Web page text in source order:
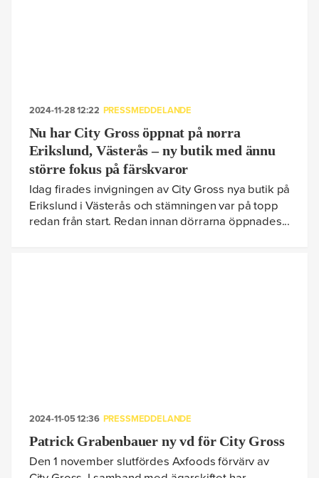
2024-11-28 12:22 PRESSMEDDELANDE
Nu har City Gross öppnat på norra
Erikslund, Västerås – ny butik med ännu
större fokus på färskvaror
Idag firades invigningen av City Gross nya butik på
Erikslund i Västerås och stämningen var på topp
redan från start. Redan innan dörrarna öppnades...
2024-11-05 12:36 PRESSMEDDELANDE
Patrick Grabenbauer ny vd för City Gross
Den 1 november slutfördes Axfoods förvärv av